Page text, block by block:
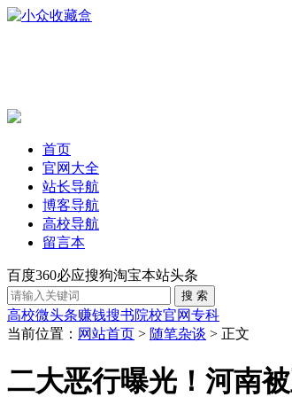
首页
官网大全
站长导航
博客导航
高校导航
留言本
百度360必应搜狗淘宝本站头条
高校微头条赚钱搜书院校官网专科
当前位置： 网站首页 > 随笔杂谈 > 正文
二大恶行曝光！河南